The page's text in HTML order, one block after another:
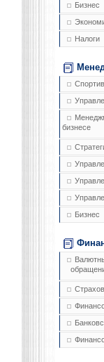
Бизнес
Налоги
бизнесе
Бизнес